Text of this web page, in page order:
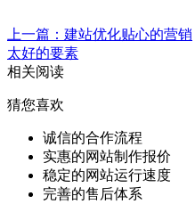
上一篇：建站优化贴心的营销
太好的要素
相关阅读
猜您喜欢
诚信的合作流程
实惠的网站制作报价
稳定的网站运行速度
完善的售后体系